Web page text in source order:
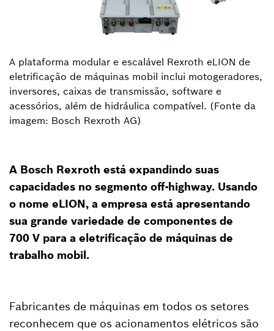
A plataforma modular e escalável Rexroth eLION de
eletrificação de máquinas mobil inclui motogeradores,
inversores, caixas de transmissão, software e
acessórios, além de hidráulica compatível. (Fonte da
imagem: Bosch Rexroth AG)
A Bosch Rexroth está expandindo suas
capacidades no segmento off-highway. Usando
o nome eLION, a empresa está apresentando
sua grande variedade de componentes de
700 V para a eletrificação de máquinas de
trabalho mobil.
Fabricantes de máquinas em todos os setores
reconhecem que os acionamentos elétricos são